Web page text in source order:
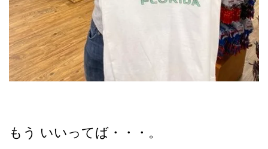
もう いいってば・・・。